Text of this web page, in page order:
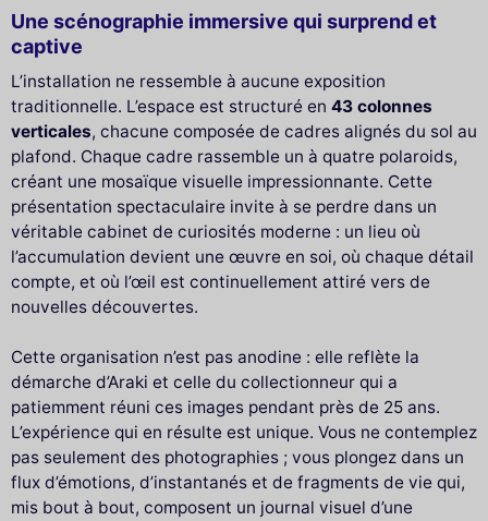
Une scénographie immersive qui surprend et
captive
L’installation ne ressemble à aucune exposition
traditionnelle. L’espace est structuré en 43 colonnes
verticales, chacune composée de cadres alignés du sol au
plafond. Chaque cadre rassemble un à quatre polaroids,
créant une mosaïque visuelle impressionnante. Cette
présentation spectaculaire invite à se perdre dans un
véritable cabinet de curiosités moderne : un lieu où
l’accumulation devient une œuvre en soi, où chaque détail
compte, et où l’œil est continuellement attiré vers de
nouvelles découvertes.
Cette organisation n’est pas anodine : elle reflète la
démarche d’Araki et celle du collectionneur qui a
patiemment réuni ces images pendant près de 25 ans.
L’expérience qui en résulte est unique. Vous ne contemplez
pas seulement des photographies ; vous plongez dans un
flux d’émotions, d’instantanés et de fragments de vie qui,
mis bout à bout, composent un journal visuel d’une